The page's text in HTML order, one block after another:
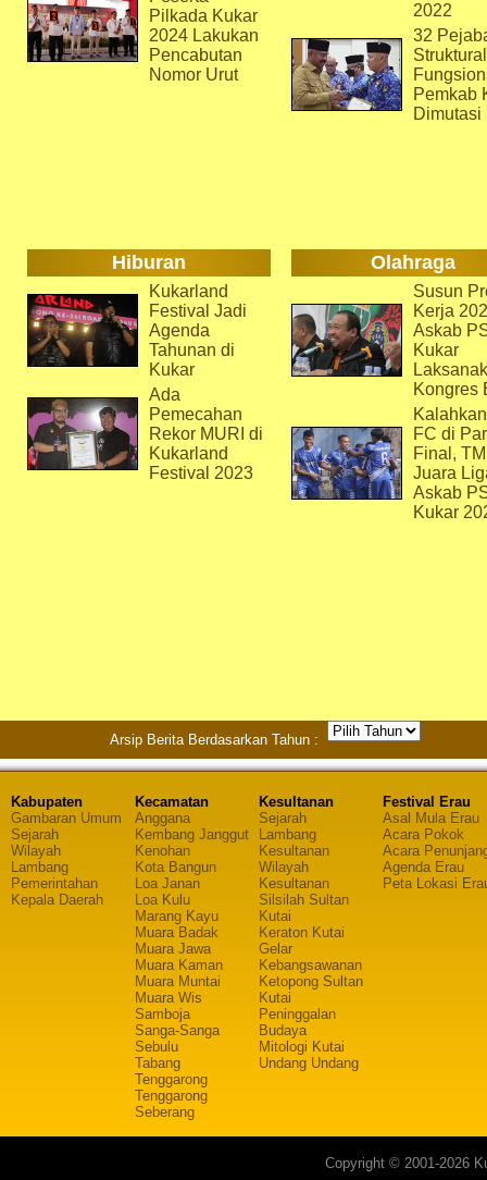
Pilkada Kukar
2024 Lakukan
Pencabutan
Nomor Urut
2022
32
Pemkab
Dimutasi
Hiburan Olahraga
Kukarland
Festival Jadi
Agenda
Tahunan di
Kukar
Ada
Pemecahan
Rekor MURI di
Kukarland
Festival 2023
Susun
Kerja
Askab
Kukar
Kongres
FC di
Final,
Juara
Askab
Kukar
Arsip Berita Berdasarkan Tahun :
Kabupaten
Gambaran Umum
Sejarah
Wilayah
Lambang
Pemerintahan
Kepala Daerah
Kecamatan
Anggana
Kembang Janggut
Kenohan
Kota Bangun
Loa Janan
Loa Kulu
Marang Kayu
Muara Badak
Muara Jawa
Muara Kaman
Muara Muntai
Muara Wis
Samboja
Sanga-Sanga
Sebulu
Tabang
Tenggarong
Tenggarong
Seberang
Kesultanan
Sejarah
Lambang
Kesultanan
Wilayah
Kesultanan
Silsilah Sultan
Kutai
Keraton Kutai
Gelar
Kebangsawanan
Ketopong Sultan
Kutai
Peninggalan
Budaya
Mitologi Kutai
Undang Undang
Festival Erau
Asal Mula Erau
Acara Pokok
Acara
Agenda Erau
Peta Lokasi
Copyright © 2001-2026